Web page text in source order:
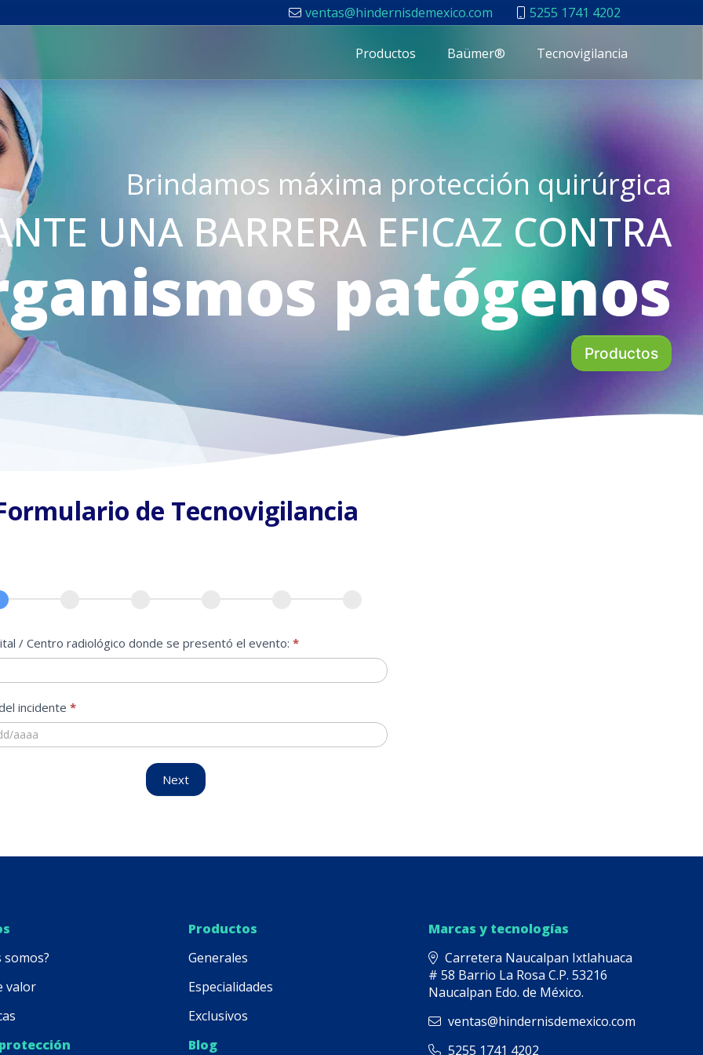
ventas@hindernisdemexico.com 5255 1741 4202
Productos Baümer® Tecnovigilancia
Brindamos máxima protección quirúrgica
UNA BARRERA EFICAZ CONTRA
patógenos
Productos
de Tecnovigilancia
/ Centro radiológico donde se presentó el evento: *
incidente *
Next
somos?
valor
Productos
Generales
Especialidades
Exclusivos
Blog
Marcas y tecnologías
Carretera Naucalpan Ixtlahuaca
# 58 Barrio La Rosa C.P. 53216
Naucalpan Edo. de México.
ventas@hindernisdemexico.com
5255 1741 4202